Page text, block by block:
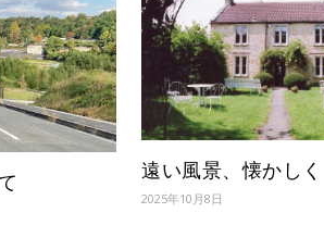
遠い風景、懐かしく
2025年10月8日